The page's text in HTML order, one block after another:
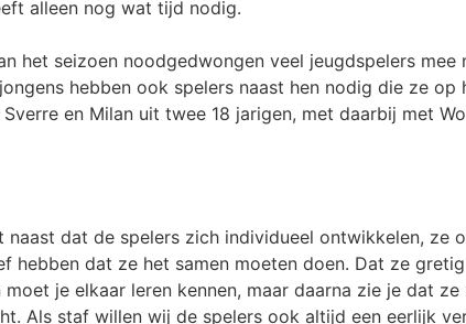
alleen nog wat tijd nodig.
het seizoen noodgedwongen veel jeugdspelers
hebben ook spelers naast hen nodig die ze op
en Milan uit twee 18 jarigen, met daarbij met
dat de spelers zich individueel ontwikkelen, ze
hebben dat ze het samen moeten doen. Dat ze
je elkaar leren kennen, maar daarna zie je dat
Als staf willen wij de spelers ook altijd een eerlijk